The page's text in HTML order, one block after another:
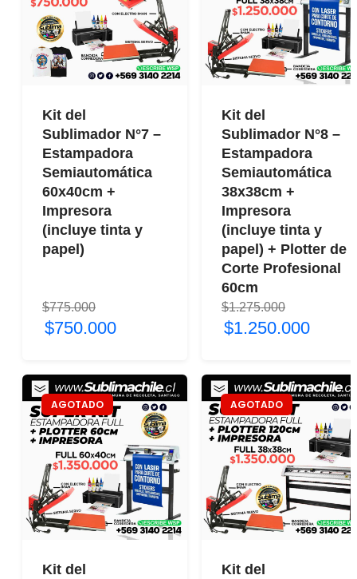
Kit del
Sublimador N°7 –
Estampadora
Semiautomática
60x40cm +
Impresora
(incluye tinta y
papel)
$775.000
$750.000
Kit del
Sublimador N°8 –
Estampadora
Semiautomática
38x38cm +
Impresora
(incluye tinta y
papel) + Plotter de
Corte Profesional
60cm
$1.275.000
$1.250.000
AGOTADO
Kit del
AGOTADO
Kit del